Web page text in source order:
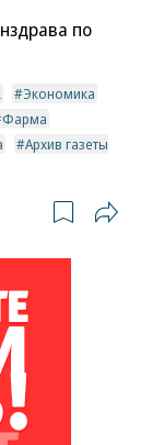
по
Экономика
Фарма
Архив газеты